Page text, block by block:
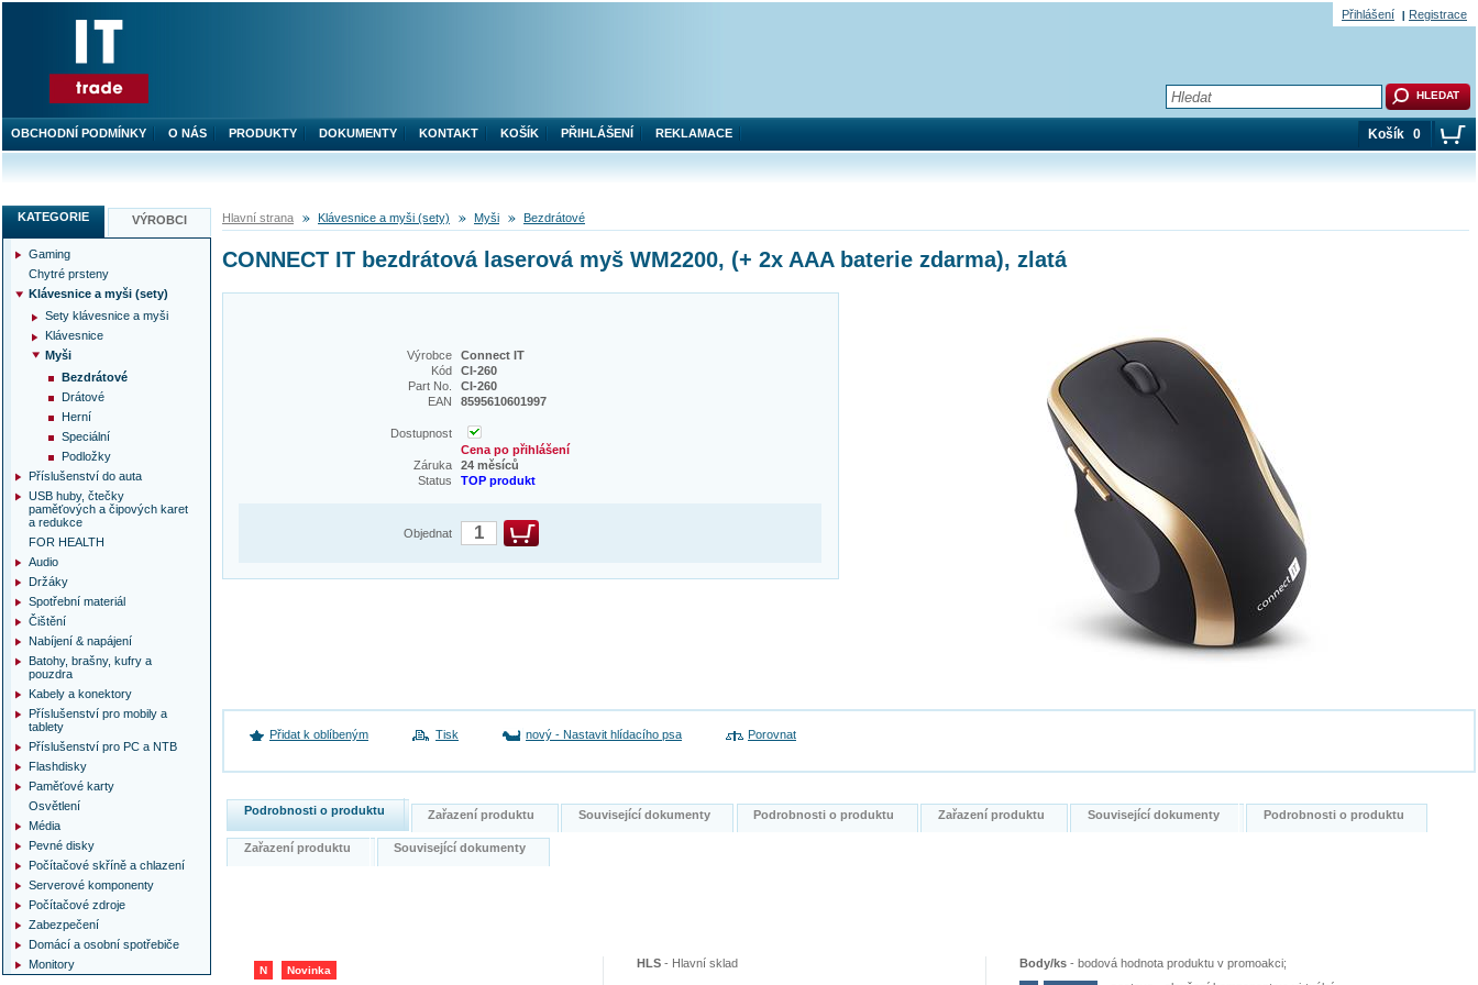
Hlavní strana Klávesnice a myši (sety) Myši Bezdrátové
CONNECT IT bezdrátová laserová myš WM2200, (+ 2x AAA baterie zdarma), zlatá
Výrobce
Connect IT
Kód
CI-260
Part No.
CI-260
EAN
8595610601997
Dostupnost
Cena po přihlášení
Záruka
24 měsíců
Status
TOP produkt
Objednat
Přidat k oblíbeným Tisk nový - Nastavit hlídacího psa Porovnat
Podrobnosti o produktu Zařazení produktu Související dokumenty Podrobnosti o produktu Zařazení produktu Související dokumenty Podrobnosti o produktu
Zařazení produktu Související dokumenty
N Novinka
HLS - Hlavní sklad Body/ks - bodová hodnota produktu v promoakci;
KATEGORIE VÝROBCI
Gaming
Chytré prsteny
Klávesnice a myši (sety)
Sety klávesnice a myši
Klávesnice
Myši
Bezdrátové
Drátové
Herní
Speciální
Podložky
Příslušenství do auta
USB huby, čtečky
paměťových a čipových karet
a redukce
FOR HEALTH
Audio
Držáky
Spotřební materiál
Čištění
Nabíjení & napájení
Batohy, brašny, kufry a
pouzdra
Kabely a konektory
Příslušenství pro mobily a
tablety
Příslušenství pro PC a NTB
Flashdisky
Paměťové karty
Osvětlení
Média
Pevné disky
Počítačové skříně a chlazení
Serverové komponenty
Počítačové zdroje
Zabezpečení
Domácí a osobní spotřebiče
Monitory
OBCHODNÍ PODMÍNKY O NÁS PRODUKTY DOKUMENTY KONTAKT KOŠÍK PŘIHLÁŠENÍ REKLAMACE Košík 0
Přihlášení Registrace